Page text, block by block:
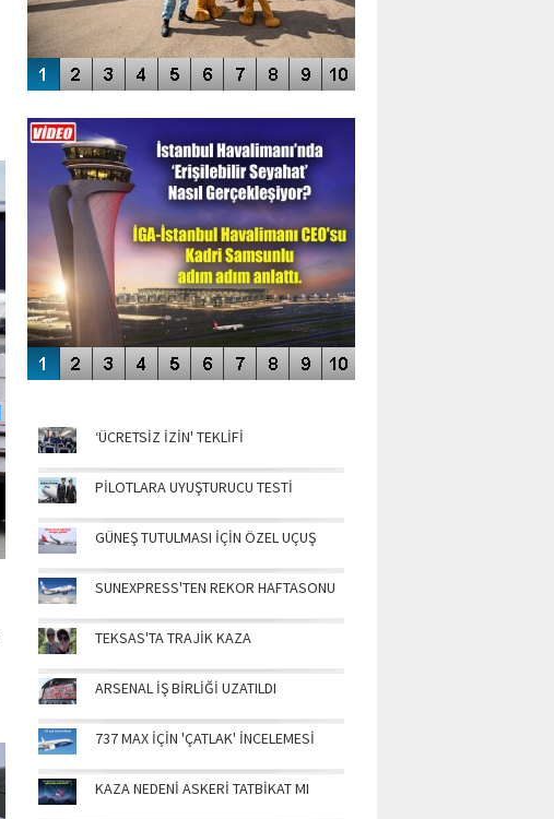
ENGELLERİN AŞILDIĞI HAVALİMANI
‘ÜCRETSİZ İZİN' TEKLİFİ
PİLOTLARA UYUŞTURUCU TESTİ
GÜNEŞ TUTULMASI İÇİN ÖZEL UÇUŞ
SUNEXPRESS'TEN REKOR HAFTASONU
TEKSAS'TA TRAJİK KAZA
ARSENAL İŞ BİRLİĞİ UZATILDI
737 MAX İÇİN 'ÇATLAK' İNCELEMESİ
KAZA NEDENİ ASKERİ TATBİKAT MI